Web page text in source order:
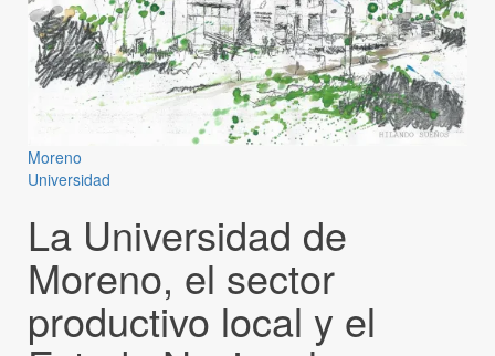
Moreno
Universidad
La Universidad de
Moreno, el sector
productivo local y el